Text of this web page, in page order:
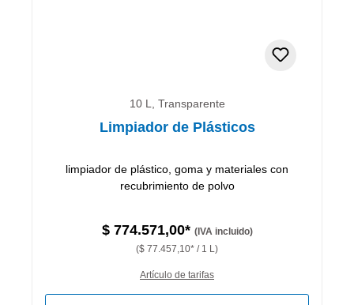
10 L, Transparente
Limpiador de Plásticos
limpiador de plástico, goma y materiales con
recubrimiento de polvo
$ 774.571,00* (IVA incluido)
($ 77.457,10* / 1 L)
Artículo de tarifas